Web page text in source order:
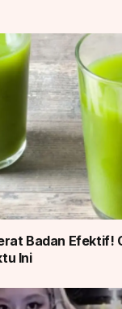
Badan Efektif!
Ini